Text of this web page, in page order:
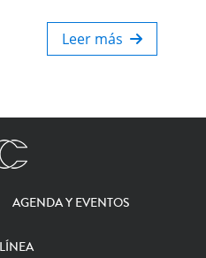
Leer más
AGENDA Y EVENTOS